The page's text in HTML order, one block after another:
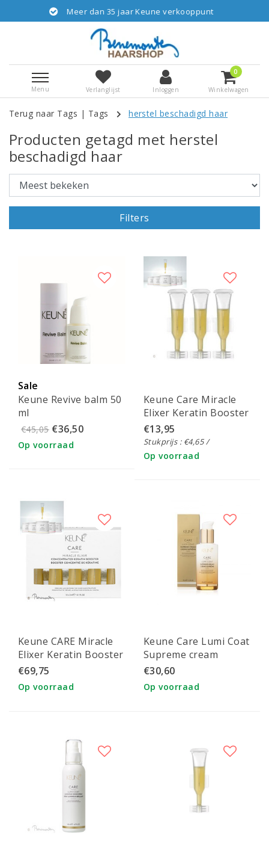
Meer dan 35 jaar Keune verkooppunt
Menu Verlanglijst Inloggen
0
Winkelwagen
Terug naar Tags | Tags herstel beschadigd haar
Producten getagd met herstel
beschadigd haar
Filters
Sale
Keune Revive balm 50
ml
€45,05 €36,50
Op voorraad
Keune Care Miracle
Elixer Keratin Booster
3x2ml
€13,95
Stukprijs : €4,65 /
Op voorraad
Keune CARE Miracle
Elixer Keratin Booster
15x2ml
€69,75
Op voorraad
Keune Care Lumi Coat
Supreme cream
€30,60
Op voorraad